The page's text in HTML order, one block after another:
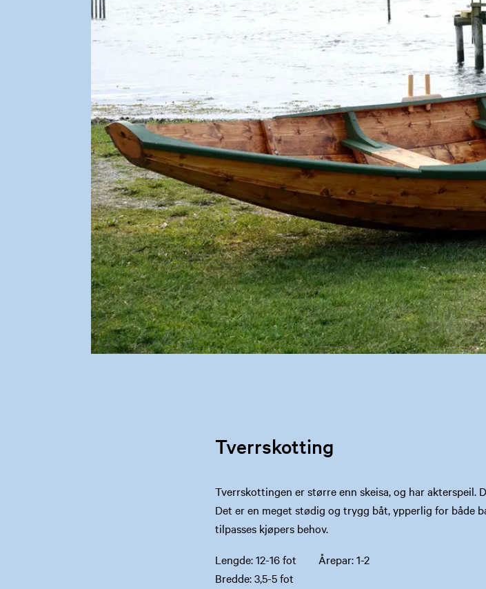
Tverrskotting
Tverrskottingen er større enn skeisa, og har
Det er en meget stødig og trygg båt, ypperlig for både
tilpasses kjøpers behov.
Lengde: 12-16 fot Årepar: 1-2
Bredde: 3,5-5 fot